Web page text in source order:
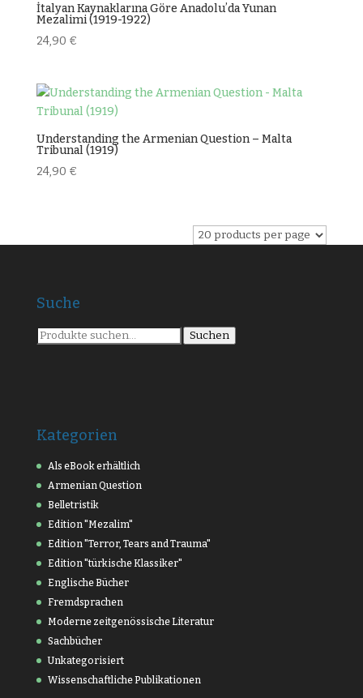
İtalyan Kaynaklarına Göre Anadoluʼda Yunan
Mezalimi (1919-1922)
24,90 €
Understanding the Armenian Question – Malta
Tribunal (1919)
24,90 €
Suche
Suche
nach:
Suchen
Kategorien
Als eBook erhältlich
Armenian Question
Belletristik
Edition "Mezalim"
Edition "Terror, Tears and Trauma"
Edition "türkische Klassiker"
Englische Bücher
Fremdsprachen
Moderne zeitgenössische Literatur
Sachbücher
Unkategorisiert
Wissenschaftliche Publikationen